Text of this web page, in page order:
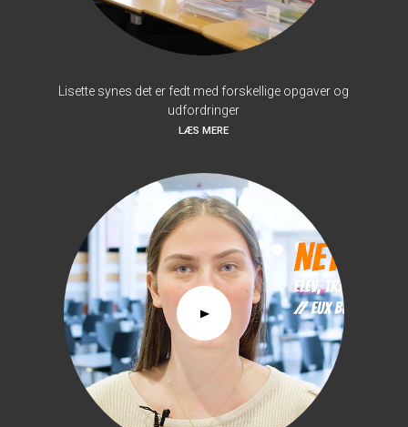
Lisette synes det er fedt med forskellige opgaver og
udfordringer
LÆS MERE